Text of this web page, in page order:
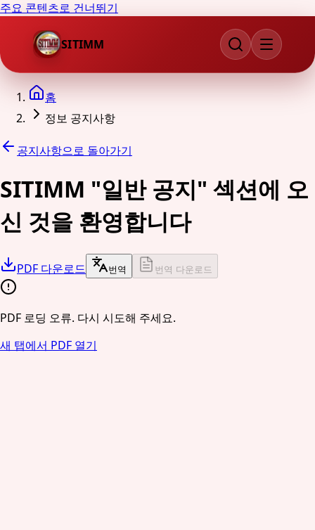
주요 콘텐츠로 건너뛰기
SITIMM
홈
정보 공지사항
공지사항으로 돌아가기
SITIMM "일반 공지" 섹션에 오
신 것을 환영합니다
PDF 다운로드 번역 번역 다운로드
PDF 로딩 오류. 다시 시도해 주세요.
새 탭에서 PDF 열기